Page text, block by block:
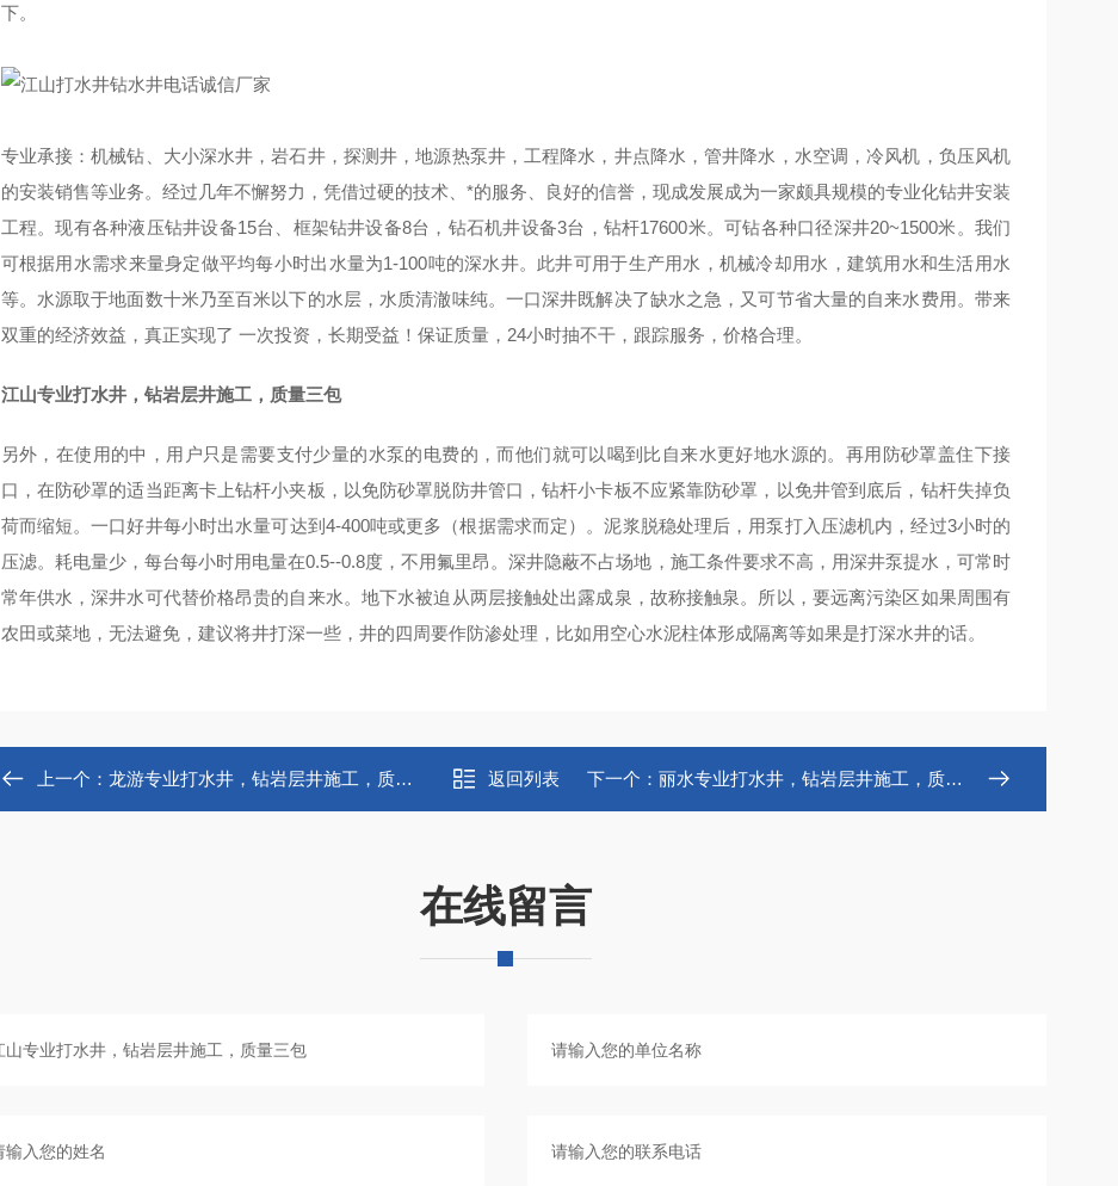
下。
专业承接：机械钻、大小深水井，岩石井，探测井，地源热泵井，工程降水，井点降水，管井降水，水空调，冷风机，负压风机
的安装销售等业务。经过几年不懈努力，凭借过硬的技术、*的服务、良好的信誉，现成发展成为一家颇具规模的专业化钻井安装
工程。现有各种液压钻井设备15台、框架钻井设备8台，钻石机井设备3台，钻杆17600米。可钻各种口径深井20~1500米。我们
可根据用水需求来量身定做平均每小时出水量为1-100吨的深水井。此井可用于生产用水，机械冷却用水，建筑用水和生活用水
等。水源取于地面数十米乃至百米以下的水层，水质清澈味纯。一口深井既解决了缺水之急，又可节省大量的自来水费用。带来
双重的经济效益，真正实现了 一次投资，长期受益！保证质量，24小时抽不干，跟踪服务，价格合理。
江山专业打水井，钻岩层井施工，质量三包
另外，在使用的中，用户只是需要支付少量的水泵的电费的，而他们就可以喝到比自来水更好地水源的。再用防砂罩盖住下接
口，在防砂罩的适当距离卡上钻杆小夹板，以免防砂罩脱防井管口，钻杆小卡板不应紧靠防砂罩，以免井管到底后，钻杆失掉负
荷而缩短。一口好井每小时出水量可达到4-400吨或更多（根据需求而定）。泥浆脱稳处理后，用泵打入压滤机内，经过3小时的
压滤。耗电量少，每台每小时用电量在0.5--0.8度，不用氟里昂。深井隐蔽不占场地，施工条件要求不高，用深井泵提水，可常时
常年供水，深井水可代替价格昂贵的自来水。地下水被迫从两层接触处出露成泉，故称接触泉。所以，要远离污染区如果周围有
农田或菜地，无法避免，建议将井打深一些，井的四周要作防渗处理，比如用空心水泥柱体形成隔离等如果是打深水井的话。
上一个： 龙游专业打水井，钻岩层井施工，质量三包 返回列表 下一个： 丽水专业打水井，钻岩层井施工，质量三包
在线留言